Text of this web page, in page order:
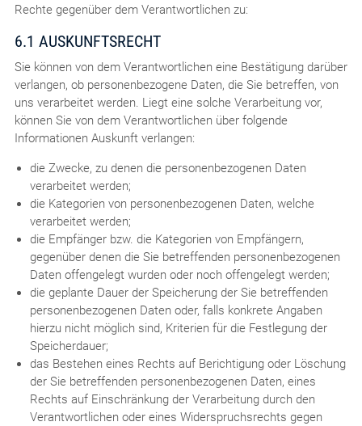
Rechte gegenüber dem Verantwortlichen zu:
6.1 AUSKUNFTSRECHT
Sie können von dem Verantwortlichen eine Bestätigung darüber
verlangen, ob personenbezogene Daten, die Sie betreffen, von
uns verarbeitet werden. Liegt eine solche Verarbeitung vor,
können Sie von dem Verantwortlichen über folgende
Informationen Auskunft verlangen:
die Zwecke, zu denen die personenbezogenen Daten
verarbeitet werden;
die Kategorien von personenbezogenen Daten, welche
verarbeitet werden;
die Empfänger bzw. die Kategorien von Empfängern,
gegenüber denen die Sie betreffenden personenbezogenen
Daten offengelegt wurden oder noch offengelegt werden;
die geplante Dauer der Speicherung der Sie betreffenden
personenbezogenen Daten oder, falls konkrete Angaben
hierzu nicht möglich sind, Kriterien für die Festlegung der
Speicherdauer;
das Bestehen eines Rechts auf Berichtigung oder Löschung
der Sie betreffenden personenbezogenen Daten, eines
Rechts auf Einschränkung der Verarbeitung durch den
Verantwortlichen oder eines Widerspruchsrechts gegen